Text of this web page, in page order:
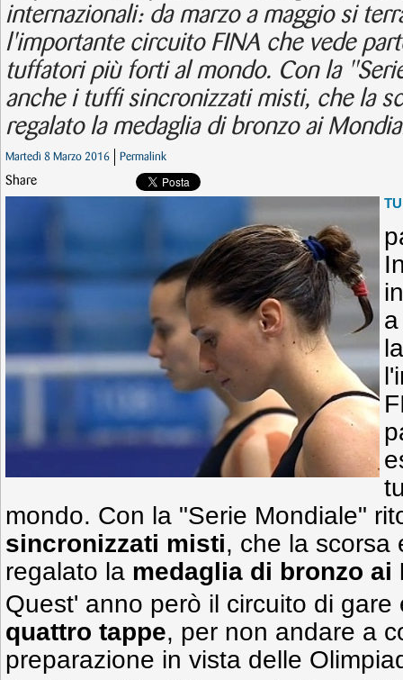
internazionali: da marzo a maggio si
l'importante circuito FINA che vede
tuffatori più forti al mondo. Con la
anche i tuffi sincronizzati misti, che la
regalato la medaglia di bronzo ai
Martedì 8 Marzo 2016 Permalink
Share
mondo. Con la "Serie Mondiale"
sincronizzati misti, che la scorsa
regalato la medaglia di bronzo ai
Quest' anno però il circuito di gare
quattro tappe, per non andare a
preparazione in vista delle